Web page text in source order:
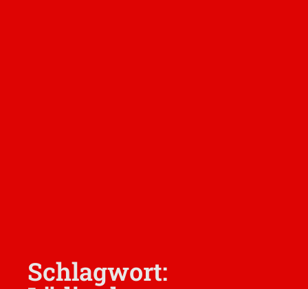
Schlagwort: